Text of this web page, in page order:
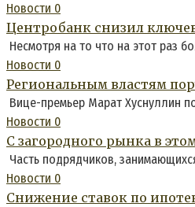
Новости 0
Центробанк снизил
Несмотря на то что на этот раз
Новости 0
Региональным властям
Вице-премьер Марат Хуснуллин
Новости 0
С загородного рынка в
Часть подрядчиков,
Новости 0
Снижение ставок по